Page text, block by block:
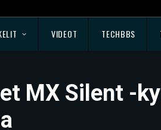
VIDEOT TECHBBS
MX Silent -